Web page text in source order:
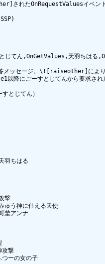
れたOnRequestValuesイベント
,OnGetValues,天羽ちはる,0キャ
メッセージ。\![raiseother]により
降にごーすとじてんから要求され
とじてん）
羽ちはる
撃
う神に仕える天使
埜アンナ
撃
ーの女の子